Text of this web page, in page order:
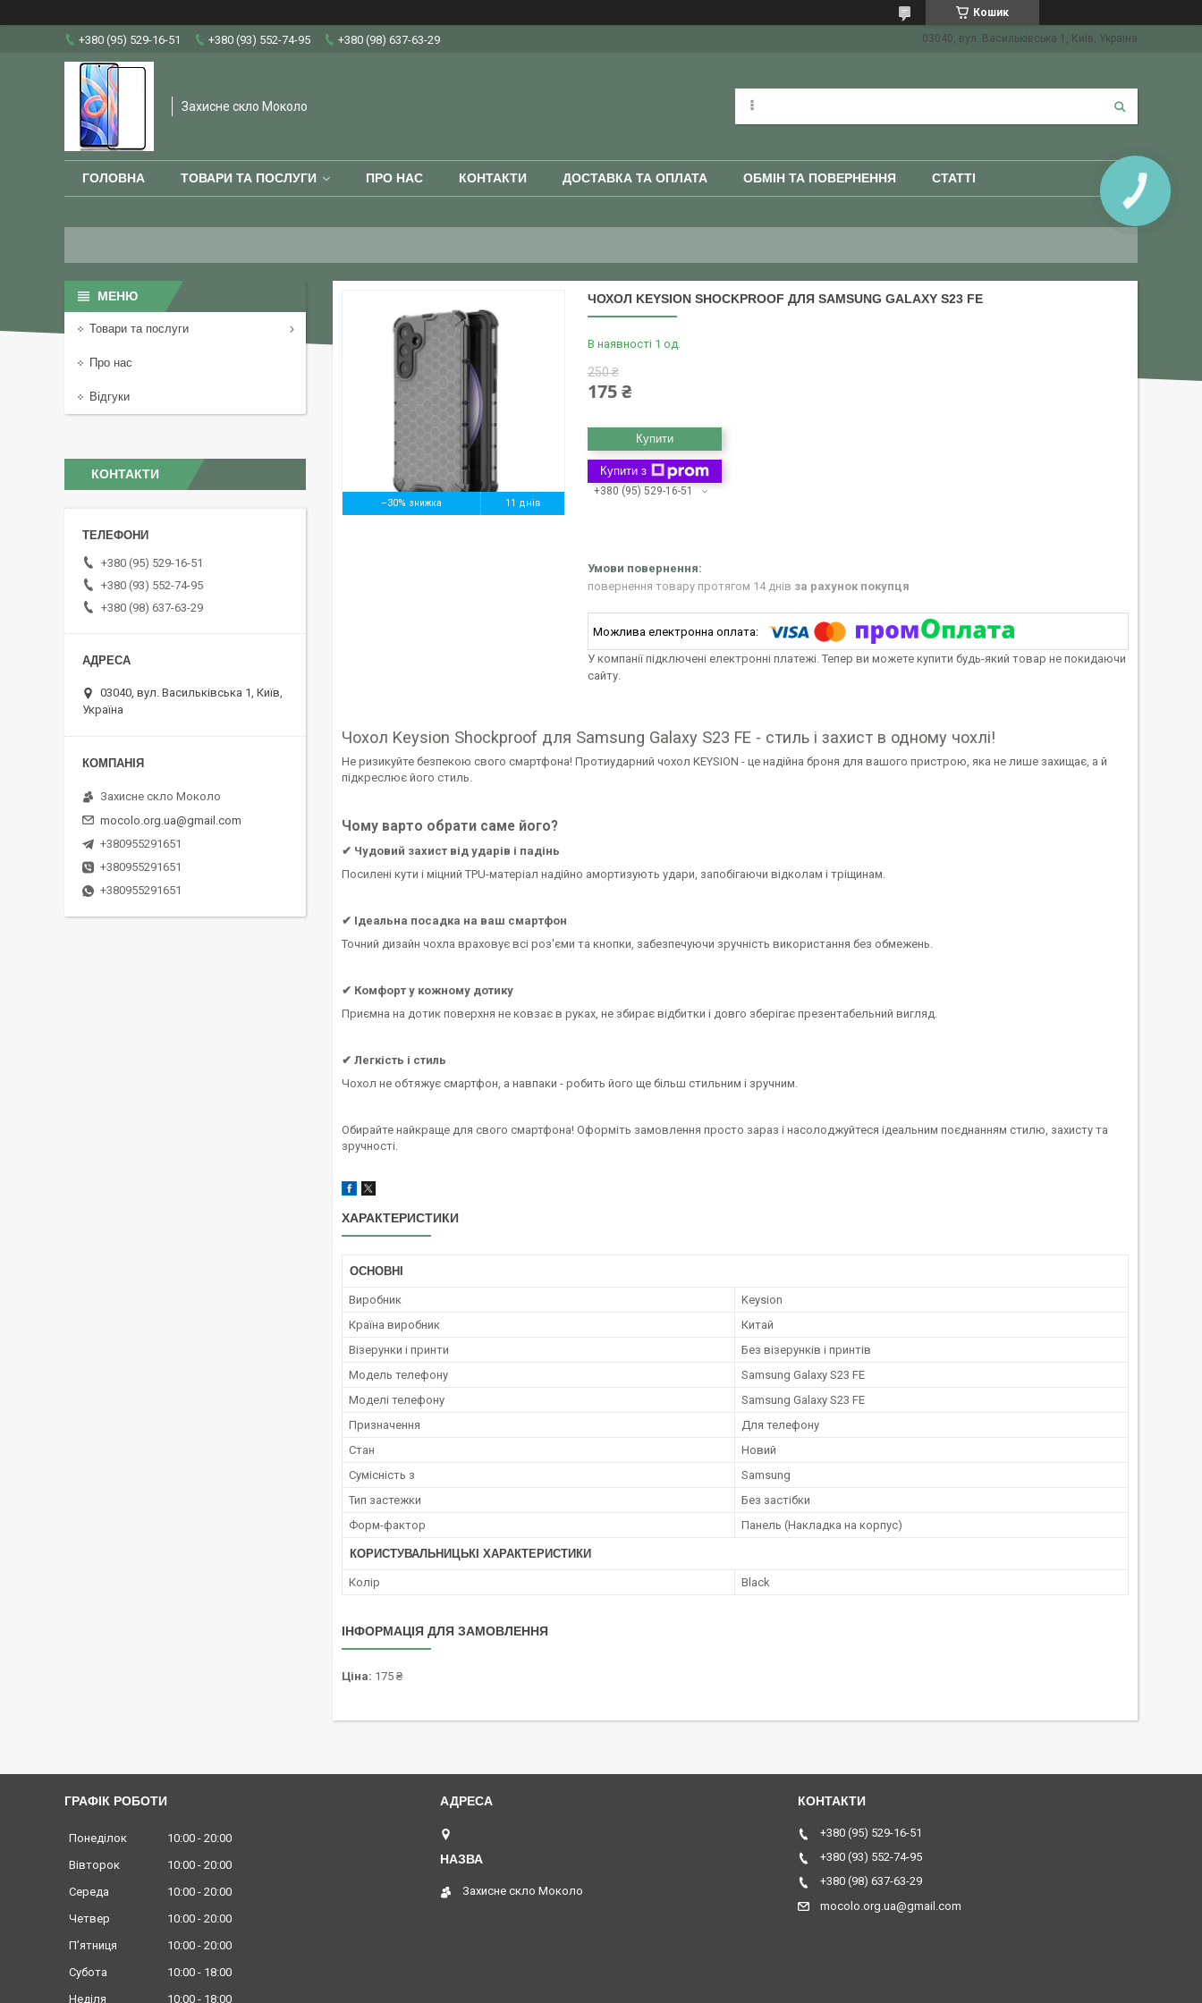
Кошик
+380 (95) 529-16-51 +380 (93) 552-74-95 +380 (98) 637-63-29 03040, вул. Васильківська 1, Київ, Україна
Захисне скло Moколо
ГОЛОВНА ТОВАРИ ТА ПОСЛУГИ ПРО НАС КОНТАКТИ ДОСТАВКА ТА ОПЛАТА ОБМІН ТА ПОВЕРНЕННЯ СТАТТІ
–30% 11 днів
ЧОХОЛ KEYSION SHOCKPROOF ДЛЯ SAMSUNG GALAXY S23 FE
В наявності 1 од.
250 ₴
175 ₴
Купити
Купити з
+380 (95) 529-16-51
повернення товару протягом 14 днів за рахунок покупця
У компанії підключені електронні платежі. Тепер ви можете купити будь-який товар не покидаючи
сайту.
Чохол Keysion Shockproof для Samsung Galaxy S23 FE - стиль і захист в одному чохлі!
Не ризикуйте безпекою свого смартфона! Протиударний чохол KEYSION - це надійна броня для вашого пристрою, яка не лише захищає, а й
підкреслює його стиль.
Чому варто обрати саме його?
✔ Чудовий захист від ударів і падінь
Посилені кути і міцний TPU-матеріал надійно амортизують удари, запобігаючи відколам і тріщинам.
✔ Ідеальна посадка на ваш смартфон
Точний дизайн чохла враховує всі роз'єми та кнопки, забезпечуючи зручність використання без обмежень.
✔ Комфорт у кожному дотику
Приємна на дотик поверхня не ковзає в руках, не збирає відбитки і довго зберігає презентабельний вигляд.
✔ Легкість і стиль
Чохол не обтяжує смартфон, а навпаки - робить його ще більш стильним і зручним.
Обирайте найкраще для свого смартфона! Оформіть замовлення просто зараз і насолоджуйтеся ідеальним поєднанням стилю, захисту та
зручності.
ХАРАКТЕРИСТИКИ
ОСНОВНІ
Виробник
Keysion
Країна виробник
Китай
Візерунки і принти
Без візерунків і принтів
Модель телефону
Samsung Galaxy S23 FE
Моделі телефону
Samsung Galaxy S23 FE
Призначення
Для телефону
Стан
Новий
Сумісність з
Samsung
Тип застежки
Без застібки
Форм-фактор
Панель (Накладка на корпус)
КОРИСТУВАЛЬНИЦЬКІ ХАРАКТЕРИСТИКИ
Колір Black
ІНФОРМАЦІЯ ДЛЯ ЗАМОВЛЕННЯ
Ціна: 175 ₴
Товари та послуги
Про нас
Відгуки
КОНТАКТИ
+380 (95) 529-16-51
+380 (93) 552-74-95
+380 (98) 637-63-29
03040, вул. Васильківська 1, Київ,
Україна
Захисне скло Moколо
mocolo.org.ua@gmail.com
+380955291651
+380955291651
+380955291651
ГРАФІК РОБОТИ
Понеділок 10:00
20:00
Вівторок
10:00
20:00
Середа
10:00
20:00
Четвер
10:00
20:00
Пʼятниця
10:00
20:00
Субота
10:00
18:00
Неділя
10:00 18:00
Захисне скло Moколо
+380 (95) 529-16-51
+380 (93) 552-74-95
+380 (98) 637-63-29
mocolo.org.ua@gmail.com
КНОПКА
ЗВ'ЯЗКУ